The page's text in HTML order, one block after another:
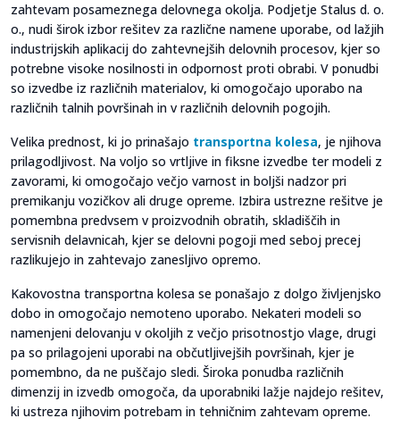
zahtevam posameznega delovnega okolja. Podjetje Stalus d. o.
o., nudi širok izbor rešitev za različne namene uporabe, od lažjih
industrijskih aplikacij do zahtevnejših delovnih procesov, kjer so
potrebne visoke nosilnosti in odpornost proti obrabi. V ponudbi
so izvedbe iz različnih materialov, ki omogočajo uporabo na
različnih talnih površinah in v različnih delovnih pogojih.
Velika prednost, ki jo prinašajo transportna kolesa, je njihova
prilagodljivost. Na voljo so vrtljive in fiksne izvedbe ter modeli z
zavorami, ki omogočajo večjo varnost in boljši nadzor pri
premikanju vozičkov ali druge opreme. Izbira ustrezne rešitve je
pomembna predvsem v proizvodnih obratih, skladiščih in
servisnih delavnicah, kjer se delovni pogoji med seboj precej
razlikujejo in zahtevajo zanesljivo opremo.
Kakovostna transportna kolesa se ponašajo z dolgo življenjsko
dobo in omogočajo nemoteno uporabo. Nekateri modeli so
namenjeni delovanju v okoljih z večjo prisotnostjo vlage, drugi
pa so prilagojeni uporabi na občutljivejših površinah, kjer je
pomembno, da ne puščajo sledi. Široka ponudba različnih
dimenzij in izvedb omogoča, da uporabniki lažje najdejo rešitev,
ki ustreza njihovim potrebam in tehničnim zahtevam opreme.